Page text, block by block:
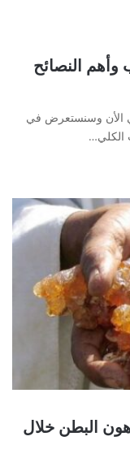
وأهم النصائح
الأن وسنستعرض في
الكلي…
البطن خلال